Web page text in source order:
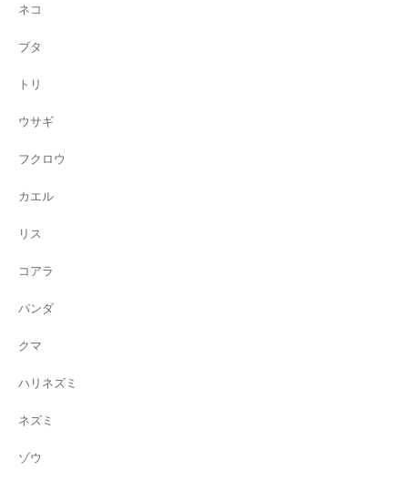
ネコ
ブタ
トリ
ウサギ
フクロウ
カエル
リス
コアラ
パンダ
クマ
ハリネズミ
ネズミ
ゾウ